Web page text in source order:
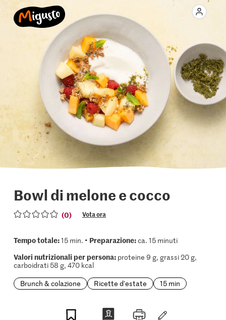
Bowl di melone e cocco
(0) Vota ora
Tempo totale:15 min. • Preparazione:ca. 15 minuti
Valori nutrizionali per persona:proteine 9 g, grassi 20 g,
carboidrati 58 g, 470 kcal
Brunch & colazione
Ricette d'estate 15 min